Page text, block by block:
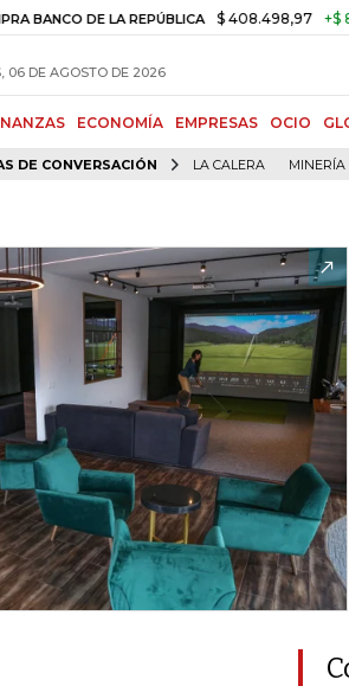
LA REPÚBLICA $ 408.498,97 +$ 8.753,81
06 DE AGOSTO DE 2026
ECONOMÍA EMPRESAS OCIO
DE CONVERSACIÓN LA CALERA MINERÍA